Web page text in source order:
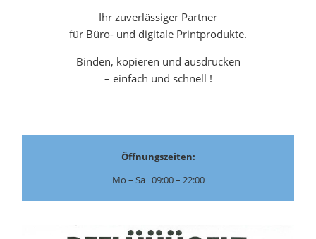
Ihr zuverlässiger Partner
für Büro- und digitale Printprodukte.
Binden, kopieren und ausdrucken
– einfach und schnell !
Öffnungszeiten:
Mo – Sa 09:00 – 22:00